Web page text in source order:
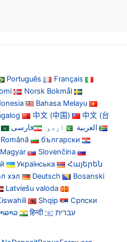
Português
Français
Norsk Bokmål
Bahasa Melayu
中文 (中国)
中文 (台
العربية اردو
فارسی
Română
български
Magyar
Slovenčina
Українська
Հայերեն
хэл Deutsch
Bosanski
Latviešu valoda
Shqip
Српски
ລາວ हिन्दी עברית